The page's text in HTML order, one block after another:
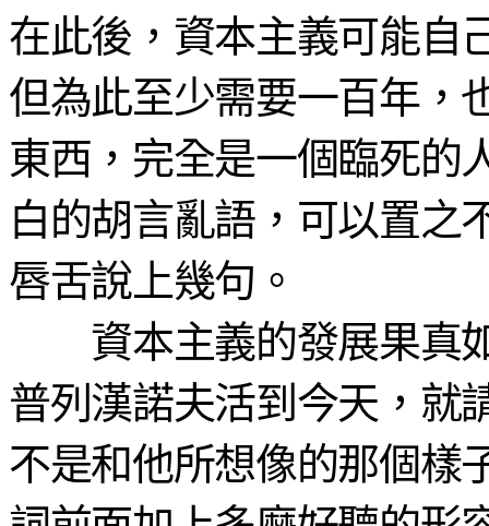
在此後，資本主義可能自
但為此至少需要一百年，
東西，完全是一個臨死的
白的胡言亂語，可以置之
唇舌說上幾句。
資本主義的發展果真如
普列漢諾夫活到今天，就
不是和他所想像的那個樣